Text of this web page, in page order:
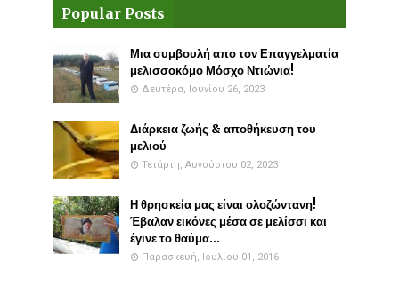
Popular Posts
Μια συμβουλή απο τον Επαγγελματία
μελισσοκόμο Μόσχο Ντιώνια!
Δευτέρα, Ιουνίου 26, 2023
Διάρκεια ζωής & αποθήκευση του
μελιού
Τετάρτη, Αυγούστου 02, 2023
Η θρησκεία μας είναι ολοζώντανη!
Έβαλαν εικόνες μέσα σε μελίσσι και
έγινε το θαύμα...
Παρασκευή, Ιουλίου 01, 2016